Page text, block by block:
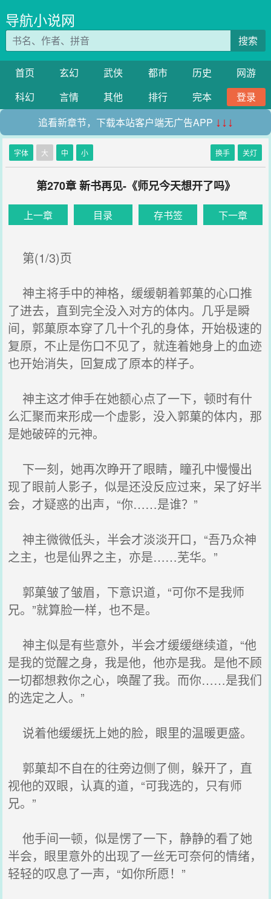
导航小说网
搜索
首页 玄幻 武侠 都市 历史
网游
科幻
言情 其他 排行 完本
登录
追看新章节，下载本站客户端无广告APP ↓↓↓
字体 大 中 小 换手 关灯
第270章 新书再见-《师兄今天想开了吗》
上一章 目录 存书签 下一章
第(1/3)页
神主将手中的神格，缓缓朝着郭菓的心口推
了进去，直到完全没入对方的体内。几乎是瞬
间，郭菓原本穿了几十个孔的身体，开始极速的
复原，不止是伤口不见了，就连着她身上的血迹
也开始消失，回复成了原本的样子。
神主这才伸手在她额心点了一下，顿时有什
么汇聚而来形成一个虚影，没入郭菓的体内，那
是她破碎的元神。
下一刻，她再次睁开了眼睛，瞳孔中慢慢出
现了眼前人影子，似是还没反应过来，呆了好半
会，才疑惑的出声，“你……是谁？”
神主微微低头，半会才淡淡开口，“吾乃众神
之主，也是仙界之主，亦是……芜华。”
郭菓皱了皱眉，下意识道，“可你不是我师
兄。”就算脸一样，也不是。
神主似是有些意外，半会才缓缓继续道，“他
是我的觉醒之身，我是他，他亦是我。是他不顾
一切都想救你之心，唤醒了我。而你……是我们
的选定之人。”
说着他缓缓抚上她的脸，眼里的温暖更盛。
郭菓却不自在的往旁边侧了侧，躲开了，直
视他的双眼，认真的道，“可我选的，只有师
兄。”
他手间一顿，似是愣了一下，静静的看了她
半会，眼里意外的出现了一丝无可奈何的情绪，
轻轻的叹息了一声，“如你所愿！”